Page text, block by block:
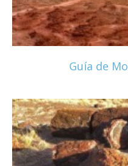
Guía de